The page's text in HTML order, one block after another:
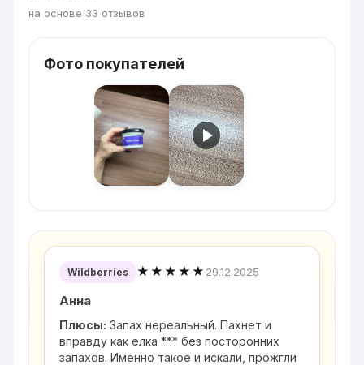
на основе 33 отзывов
Фото покупателей
Wildberries ★★★★★ 29.12.2025
Анна
Плюсы: Запах нереальный. Пахнет и
вправду как елка *** без посторонних
запахов. Именно такое и искали, прожгли